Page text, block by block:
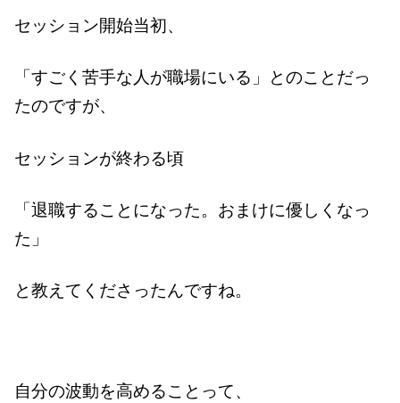
セッション開始当初、
「すごく苦手な人が職場にいる」とのことだっ
たのですが、
セッションが終わる頃
「退職することになった。おまけに優しくなっ
た」
と教えてくださったんですね。
自分の波動を高めることって、